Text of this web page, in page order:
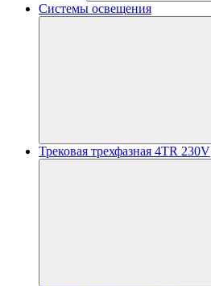
Системы освещения
Трековая трехфазная 4TR 230V